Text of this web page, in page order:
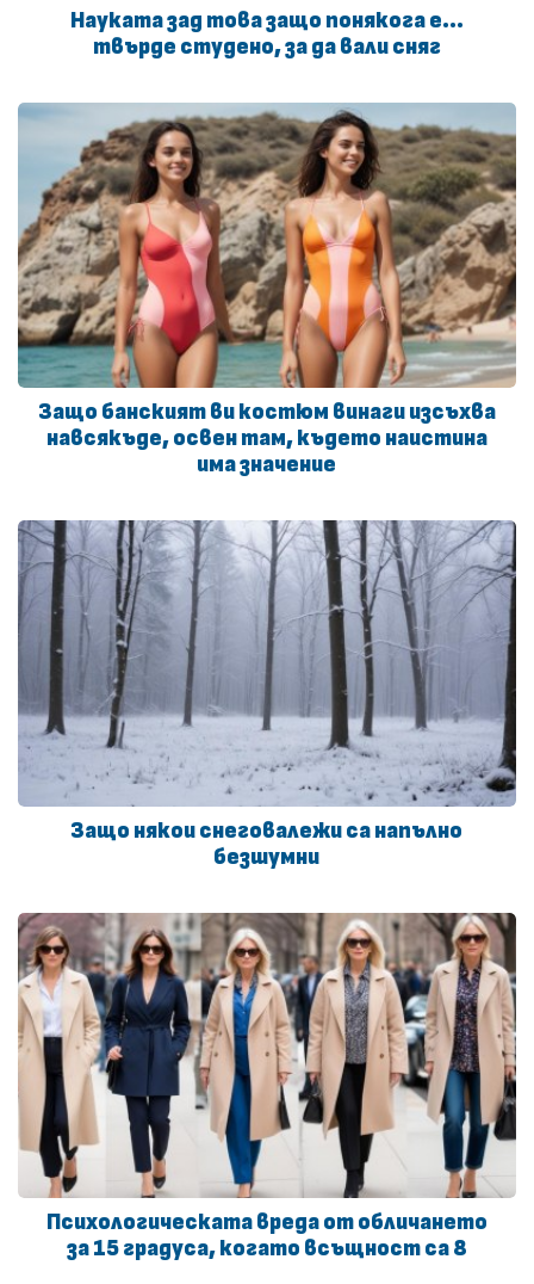
Науката зад това защо понякога е…
твърде студено, за да вали сняг
Защо банският ви костюм винаги изсъхва
навсякъде, освен там, където наистина
има значение
Защо някои снеговалежи са напълно
безшумни
Психологическата вреда от обличането
за 15 градуса, когато всъщност са 8